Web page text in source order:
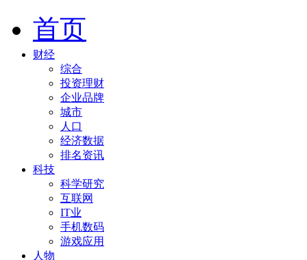
首页
财经
综合
投资理财
企业品牌
城市
人口
经济数据
排名资讯
科技
科学研究
互联网
IT业
手机数码
游戏应用
人物